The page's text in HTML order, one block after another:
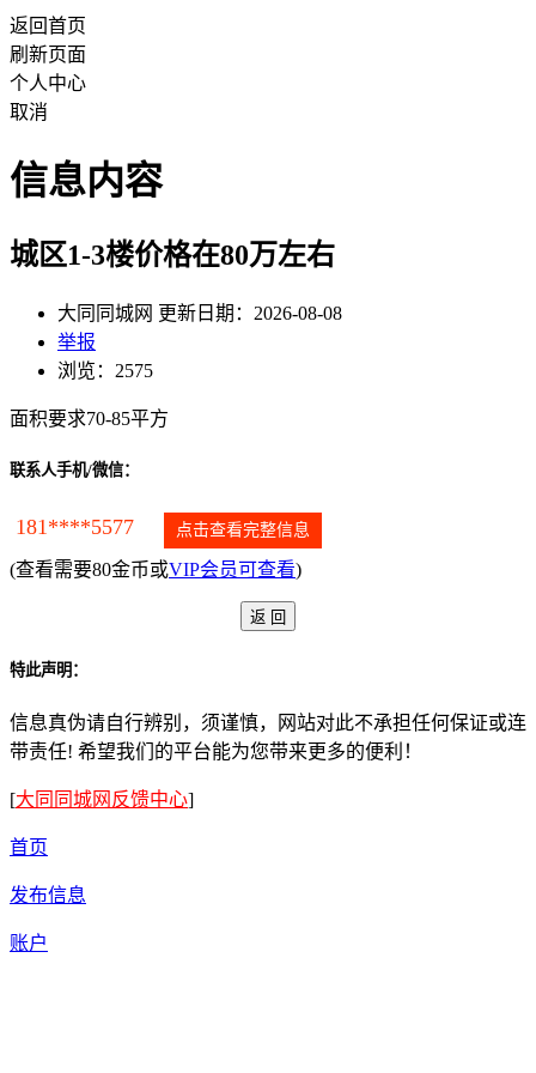
返回首页
刷新页面
个人中心
取消
信息内容
城区1-3楼价格在80万左右
大同同城网 更新日期：2026-08-08
举报
浏览：2575
面积要求70-85平方
联系人手机/微信：
181****5577 点击查看完整信息
(查看需要80金币或VIP会员可查看)
特此声明：
信息真伪请自行辨别，须谨慎，网站对此不承担任何保证或连
带责任! 希望我们的平台能为您带来更多的便利！
[大同同城网反馈中心]
首页
发布信息
账户